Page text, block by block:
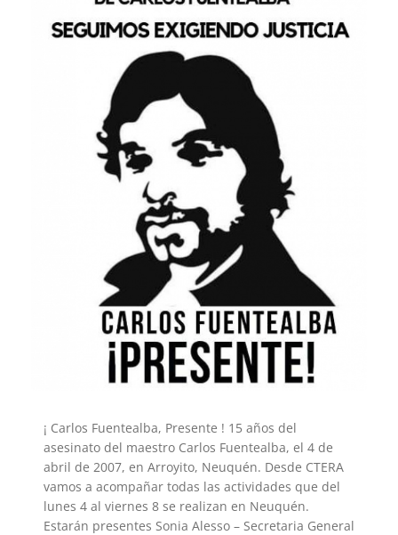
¡ Carlos Fuentealba, Presente ! 15 años del
asesinato del maestro Carlos Fuentealba, el 4 de
abril de 2007, en Arroyito, Neuquén. Desde CTERA
vamos a acompañar todas las actividades que del
lunes 4 al viernes 8 se realizan en Neuquén.
Estarán presentes Sonia Alesso – Secretaria General